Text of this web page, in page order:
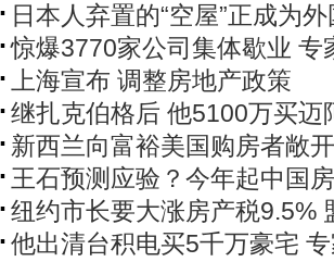
日本人弃置的“空屋”正成为
惊爆3770家公司集体歇业 专
上海宣布 调整房地产政策
继扎克伯格后 他5100万买迈
新西兰向富裕美国购房者敞
王石预测应验？今年起中国
纽约市长要大涨房产税9.5%
他出清台积电买5千万豪宅